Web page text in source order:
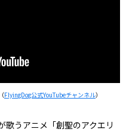
FlyingDog公式YouTubeチャンネル）
歌うアニメ「創聖のアクエリ